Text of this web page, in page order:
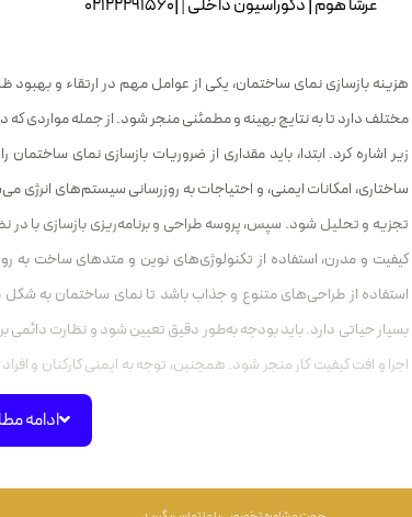
عرشا هوم|
|02122291560
هزینه بازسازی نمای ساختمان، یکی از عوامل مهم در ارتقاء و بهبود
مختلف دارد تا به نتایج بهینه و مطمئنی منجر شود. از جمله مواردی که
زیر اشاره کرد. ابتدا، باید مقداری از ضروریات بازسازی نمای
ساختاری، امکانات ایمنی، و احتیاجات به روزرسانی سیستم‌های
تجزیه و تحلیل شود. سپس، پروسه طراحی و برنامه‌ریزی بازسازی با در
کیفیت و مدرن، استفاده از تکنولوژی‌های نوین و متدهای ساخت به
استفاده از طراحی‌های متنوع و جذاب باشد تا نمای ساختمان به شکل
بسیار حیاتی دارد. باید بودجه به‌طور دقیق تعیین شود و نظارت دائمی
اجرا و افت کیفیت کار منجر شود. همچنین، توجه به ایمنی کارکنان و
رعایت استانداردهای ایمنی می‌تواند مشکلات جلوگیری ناپذیر را
سرمایه‌گذاری در آینده در نظر گرفته شود. ارتقاء ارزش ملک و افزایش
ادامه